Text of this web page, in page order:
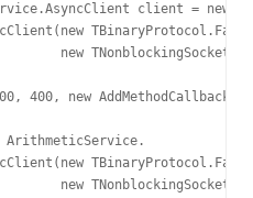
client = new
new
400, new
new